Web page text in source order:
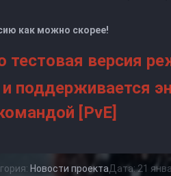
как можно скорее!
тестовая версия
поддерживается
[PvE]
Дата: 21
Новости проекта